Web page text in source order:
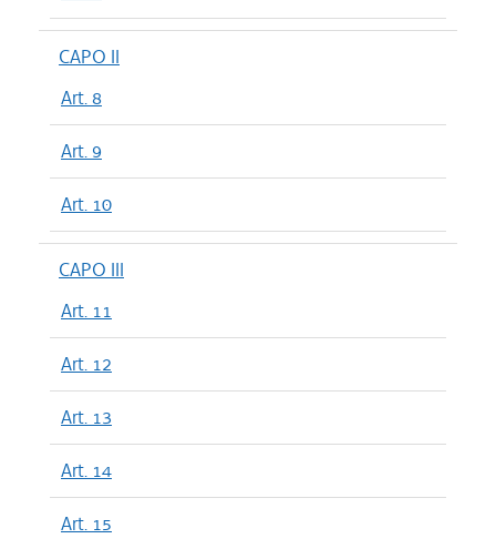
CAPO II
Art. 8
Art. 9
Art. 10
CAPO III
Art. 11
Art. 12
Art. 13
Art. 14
Art. 15